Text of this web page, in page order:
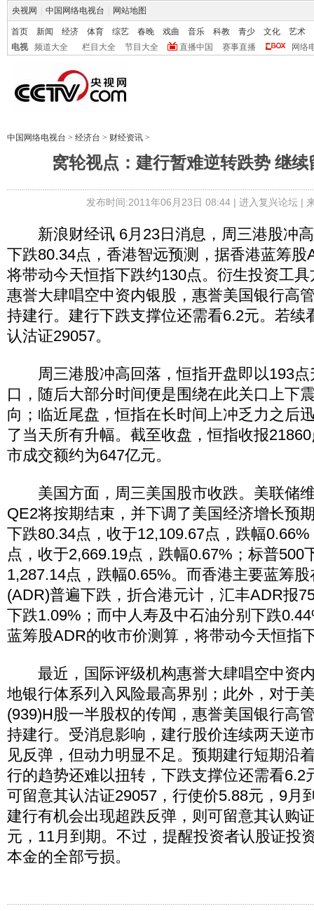
央视网 中国网络电视台 网站地图
首页 新闻 经济 体育 综艺 春晚 戏曲 音乐 科教 青少 文化
艺术
电视
频道大全 栏目大全 节目大全 直播中国 赛事直播 网络
中国网络电视台 > 经济台 > 财经资讯 >
窝轮视点：建行暂难逆转跌势 继续
发布时间:2011年06月23日 08:44 | 进入复兴论坛|
新浪财经讯 6月23日消息，周三港股冲高
下跌80.34点，香港智远预测，据香港蓝筹股
将带动今天恒指下跌约130点。衍生投资工
惠誉大肆唱空中资内银股，惠誉美国银行高
持建行。建行下跌支撑位还需看6.2元。若续
认沽证29057。
周三港股冲高回落，恒指开盘即以193点
口，随后大部分时间便是围绕在此关口上下
向；临近尾盘，恒指在长时间上冲乏力之后
了当天所有升幅。截至收盘，恒指收报
市成交额约为647亿元。
美国方面，周三美国股市收跌。美联储
QE2将按期结束，并下调了美国经济增长预
下跌80.34点，收于12,109.67点，跌幅
点，收于2,669.19点，跌幅0.67%；标普500
1,287.14点，跌幅0.65%。而香港主要蓝筹
(ADR)普遍下跌，折合港元计，汇丰ADR报
下跌1.09%；而中人寿及中石油分别下跌
蓝筹股ADR的收市价测算，将带动今天恒指
最近，国际评级机构惠誉大肆唱空中资
地银行体系列入风险最高界别；此外，对于
(939)H股一半股权的传闻，惠誉美国银行高
持建行。受消息影响，建行股价连续两天逆
见反弹，但动力明显不足。预期建行短期沿
行的趋势还难以扭转，下跌支撑位还需看6.2
可留意其认沽证29057，行使价5.88元，9月
建行有机会出现超跌反弹，则可留意其认购
元，11月到期。不过，提醒投资者认股证投
本金的全部亏损。